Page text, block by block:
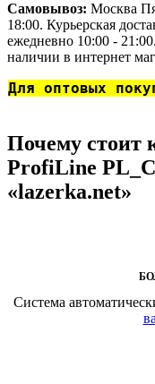
Самовывоз: Москва
18:00. Курьерская
ежедневно 10:00 -
наличии в интернет
Для оптовых
Почему стоит
ProfiLine
«lazerka.net»
Система